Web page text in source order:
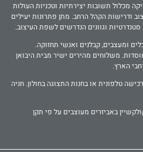
מכלול תשובות יצירתיות וטכניות העולות
ודרישות הקהל הרחב. מתן פתרונות יעילים
סטנדרטיות וגוונים הנדרשים לשפת העיצוב.
ומעצבים, קבלנים ואנשי תחזוקה.
משלוחים מהירים ישיר מבית היבואן
טלפונית או בחנות התצוגה בחולון. חניה
באביזרים מעוצבים על פי תקן